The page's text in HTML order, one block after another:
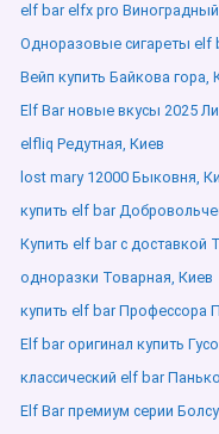
elf bar elfx pro
Одноразовые сигареты elf
Вейп купить Байкова гора,
Elf Bar новые вкусы 2025
elfliq Редутная, Киев
lost mary 12000 Быковня,
купить elf bar
Купить elf bar с доставкой
одноразки Товарная, Киев
купить elf bar Профессора
Elf bar оригинал купить
классический elf bar
Elf Bar премиум серии